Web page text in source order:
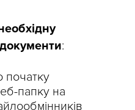
:
початку
папку на